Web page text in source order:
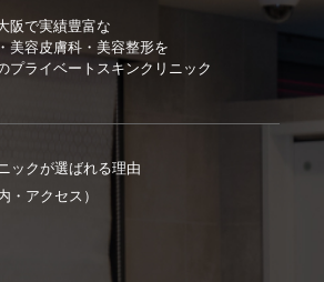
阪で実績豊富な
美容皮膚科・美容整形を
プライベートスキンクリニック
ックが選ばれる理由
・アクセス）